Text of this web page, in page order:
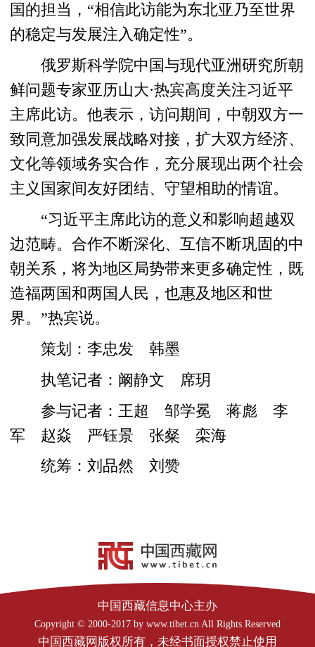
国的担当，“相信此访能为东北亚乃至世界
的稳定与发展注入确定性”。
俄罗斯科学院中国与现代亚洲研究所朝
鲜问题专家亚历山大·热宾高度关注习近平
主席此访。他表示，访问期间，中朝双方一
致同意加强发展战略对接，扩大双方经济、
文化等领域务实合作，充分展现出两个社会
主义国家间友好团结、守望相助的情谊。
“习近平主席此访的意义和影响超越双
边范畴。合作不断深化、互信不断巩固的中
朝关系，将为地区局势带来更多确定性，既
造福两国和两国人民，也惠及地区和世
界。”热宾说。
策划：李忠发 韩墨
执笔记者：阚静文 席玥
参与记者：王超 邹学冕 蒋彪 李
军 赵焱 严钰景 张粲 栾海
统筹：刘品然 刘赞
中国西藏信息中心主办
Copyright © 2000-2017 by www.tibet.cn All Rights Reserved
中国西藏网版权所有，未经书面授权禁止使用